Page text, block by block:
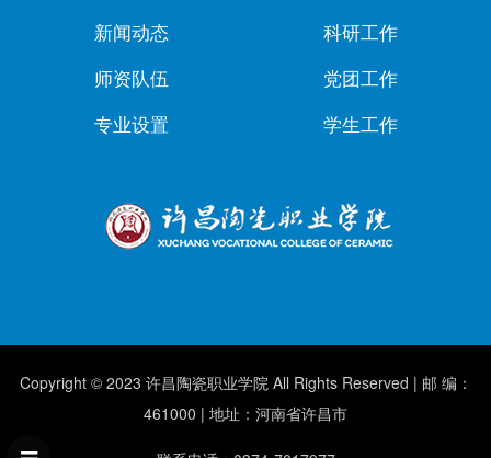
新闻动态
师资队伍
专业设置
科研工作
党团工作
学生工作
Copyright © 2023 许昌陶瓷职业学院 All Rights Reserved | 邮 编：
461000 | 地址：河南省许昌市